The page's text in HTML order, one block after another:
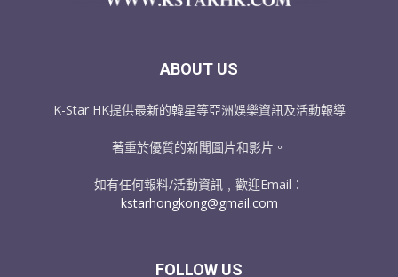
ABOUT US
K-Star HK提供最新的韓星等亞洲娛樂資訊及活動報導
著重於優質的新聞圖片和影片。
如有任何報料/活動資訊﹐歡迎Email：
kstarhongkong@gmail.com
FOLLOW US